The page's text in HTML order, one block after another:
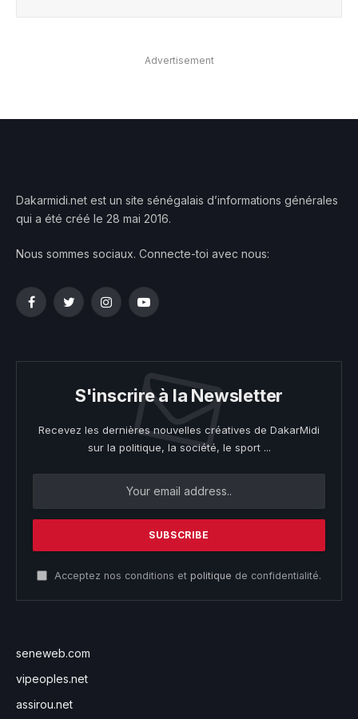
Advertisement
Dakarmidi.net est un site sénégalais d’informations générales
qui a été créé le 28 mai 2016.
Nous sommes sociaux. Connecte-toi avec nous:
FacebookTwitterInstagramYouTube
S'inscrire à la Newsletter
Recevez les dernières nouvelles créatives de DakarMidi
sur la politique, la société, le sport ...
Acceptez nos conditions et politique de confidentialité.
seneweb.com
vipeoples.net
assirou.net